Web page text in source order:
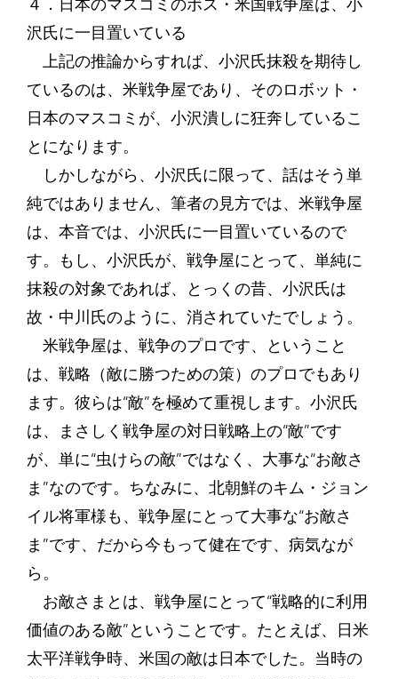
４．日本のマスコミのボス・米国戦争屋は、小
沢氏に一目置いている
上記の推論からすれば、小沢氏抹殺を期待し
ているのは、米戦争屋であり、そのロボット・
日本のマスコミが、小沢潰しに狂奔しているこ
とになります。
しかしながら、小沢氏に限って、話はそう単
純ではありません、筆者の見方では、米戦争屋
は、本音では、小沢氏に一目置いているので
す。もし、小沢氏が、戦争屋にとって、単純に
抹殺の対象であれば、とっくの昔、小沢氏は
故・中川氏のように、消されていたでしょう。
米戦争屋は、戦争のプロです、ということ
は、戦略（敵に勝つための策）のプロでもあり
ます。彼らは“敵”を極めて重視します。小沢氏
は、まさしく戦争屋の対日戦略上の“敵”です
が、単に“虫けらの敵”ではなく、大事な“お敵さ
ま”なのです。ちなみに、北朝鮮のキム・ジョン
イル将軍様も、戦争屋にとって大事な“お敵さ
ま”です、だから今もって健在です、病気なが
ら。
お敵さまとは、戦争屋にとって“戦略的に利用
価値のある敵”ということです。たとえば、日米
太平洋戦争時、米国の敵は日本でした。当時の